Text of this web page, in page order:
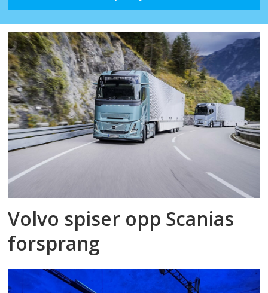
Volvo spiser opp Scanias
forsprang